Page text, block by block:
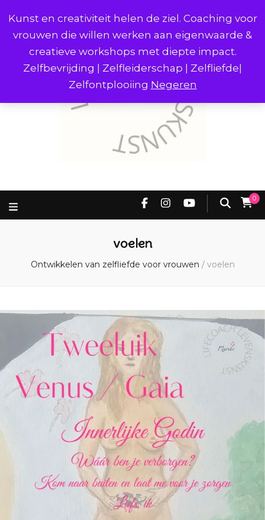
Kunst en creativiteit helen de ziel. Coaching voor
vrouwen die willen werken aan eigenwaarde &
creatieve workshops met diepte impact.
Zelfbevrijding | Zelfleiderschap | Zelfliefde|
Zelfontplooiing Negeren
0
voelen
Ontwikkelen van zelfliefde voor vrouwen / voelen